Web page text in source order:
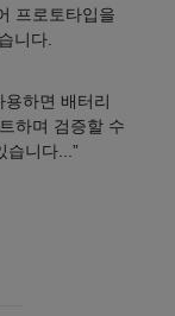
프로토타입을
니다.
하면 배터리
하며 검증할 수
습니다...”